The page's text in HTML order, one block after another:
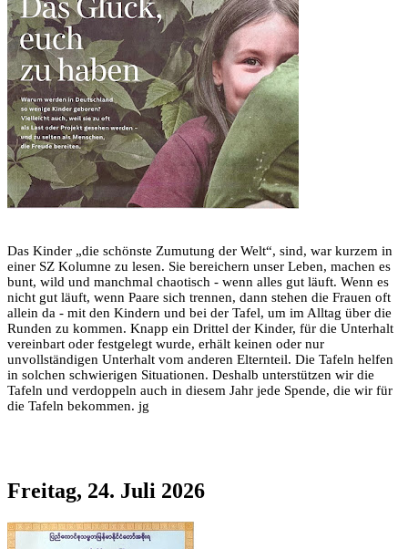
Das Kinder „die schönste Zumutung der Welt“, sind, war kurzem in
einer SZ Kolumne zu lesen. Sie bereichern unser Leben, machen es
bunt, wild und manchmal chaotisch - wenn alles gut läuft. Wenn es
nicht gut läuft, wenn Paare sich trennen, dann stehen die Frauen oft
allein da - mit den Kindern und bei der Tafel, um im Alltag über die
Runden zu kommen. Knapp ein Drittel der Kinder, für die Unterhalt
vereinbart oder festgelegt wurde, erhält keinen oder nur
unvollständigen Unterhalt vom anderen Elternteil. Die Tafeln helfen
in solchen schwierigen Situationen. Deshalb unterstützen wir die
Tafeln und verdoppeln auch in diesem Jahr jede Spende, die wir für
die Tafeln bekommen. jg
Freitag, 24. Juli 2026